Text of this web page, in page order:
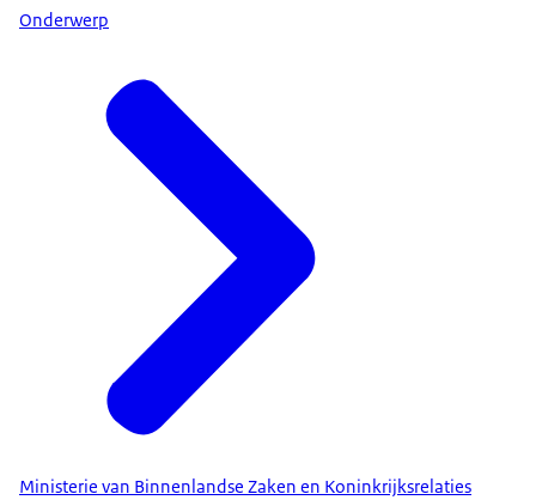
Onderwerp
Ministerie van Binnenlandse Zaken en Koninkrijksrelaties